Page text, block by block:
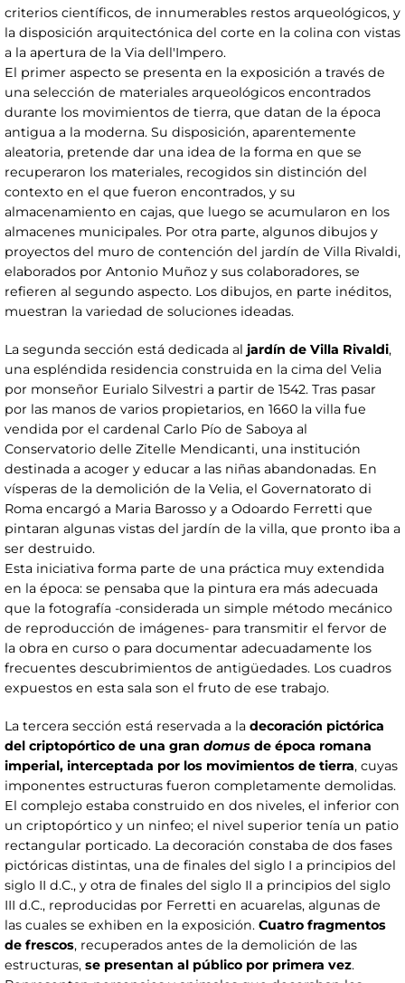
criterios científicos, de innumerables restos arqueológicos, y
la disposición arquitectónica del corte en la colina con vistas
a la apertura de la Via dell'Impero.
El primer aspecto se presenta en la exposición a través de
una selección de materiales arqueológicos encontrados
durante los movimientos de tierra, que datan de la época
antigua a la moderna. Su disposición, aparentemente
aleatoria, pretende dar una idea de la forma en que se
recuperaron los materiales, recogidos sin distinción del
contexto en el que fueron encontrados, y su
almacenamiento en cajas, que luego se acumularon en los
almacenes municipales. Por otra parte, algunos dibujos y
proyectos del muro de contención del jardín de Villa Rivaldi,
elaborados por Antonio Muñoz y sus colaboradores, se
refieren al segundo aspecto. Los dibujos, en parte inéditos,
muestran la variedad de soluciones ideadas.
La segunda sección está dedicada al jardín de Villa Rivaldi,
una espléndida residencia construida en la cima del Velia
por monseñor Eurialo Silvestri a partir de 1542. Tras pasar
por las manos de varios propietarios, en 1660 la villa fue
vendida por el cardenal Carlo Pío de Saboya al
Conservatorio delle Zitelle Mendicanti, una institución
destinada a acoger y educar a las niñas abandonadas. En
vísperas de la demolición de la Velia, el Governatorato di
Roma encargó a Maria Barosso y a Odoardo Ferretti que
pintaran algunas vistas del jardín de la villa, que pronto iba a
ser destruido.
Esta iniciativa forma parte de una práctica muy extendida
en la época: se pensaba que la pintura era más adecuada
que la fotografía -considerada un simple método mecánico
de reproducción de imágenes- para transmitir el fervor de
la obra en curso o para documentar adecuadamente los
frecuentes descubrimientos de antigüedades. Los cuadros
expuestos en esta sala son el fruto de ese trabajo.
La tercera sección está reservada a la decoración pictórica
del criptopórtico de una gran domus de época romana
imperial, interceptada por los movimientos de tierra, cuyas
imponentes estructuras fueron completamente demolidas.
El complejo estaba construido en dos niveles, el inferior con
un criptopórtico y un ninfeo; el nivel superior tenía un patio
rectangular porticado. La decoración constaba de dos fases
pictóricas distintas, una de finales del siglo I a principios del
siglo II d.C., y otra de finales del siglo II a principios del siglo
III d.C., reproducidas por Ferretti en acuarelas, algunas de
las cuales se exhiben en la exposición. Cuatro fragmentos
de frescos, recuperados antes de la demolición de las
estructuras, se presentan al público por primera vez.